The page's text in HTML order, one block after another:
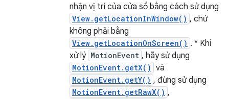
nhận vị trí của cửa sổ bằng cách sử dụng
View.getLocationInWindow() , chứ
không phải bằng
View.getLocationOnScreen() . * Khi
xử lý MotionEvent , hãy sử dụng
MotionEvent.getX() và
MotionEvent.getY() , đừng sử dụng
MotionEvent.getRawX() ,